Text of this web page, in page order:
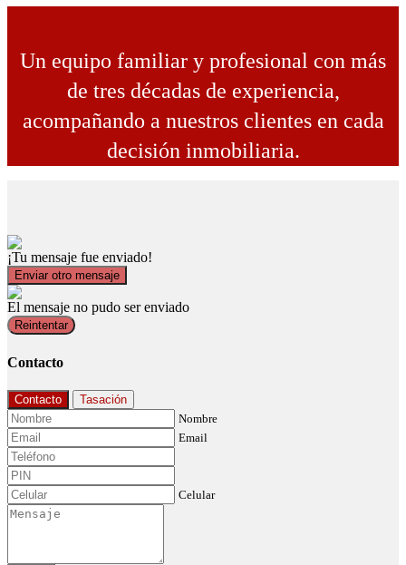
Un equipo familiar y profesional con más
de tres décadas de experiencia,
acompañando a nuestros clientes en cada
decisión inmobiliaria.
¡Tu mensaje fue enviado!
Enviar otro mensaje
El mensaje no pudo ser enviado
Reintentar
Contacto
Contacto
Tasación
Nombre
Email
Celular